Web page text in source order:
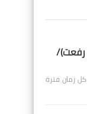
رفعت)/
زمان فترة